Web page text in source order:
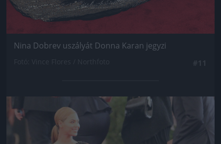
Nina Dobrev uszályát Donna Karan jegyzi
Jön még kép!